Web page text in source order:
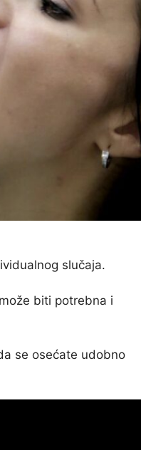
slučaja.
biti potrebna i
se osećate udobno